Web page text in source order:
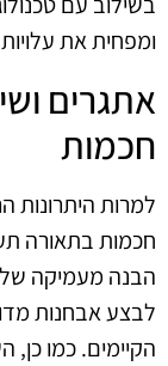
ומפחית את
אתגרים
חכמות
למרות היתרונות
חכמות בתאורה
הבנה מעמיקה
לבצע אבחנות
הקיימים. כמו